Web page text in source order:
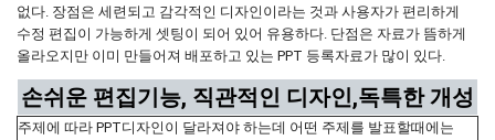
없다. 장점은 세련되고 감각적인 디자인이라는 것과 사용자가 편리하게
수정 편집이 가능하게 셋팅이 되어 있어 유용하다. 단점은 자료가 뜸하게
올라오지만 이미 만들어져 배포하고 있는 PPT 등록자료가 많이 있다.
손쉬운 편집기능, 직관적인 디자인,독특한 개성
주제에 따라 PPT디자인이 달라져야 하는데 어떤 주제를 발표할때에는